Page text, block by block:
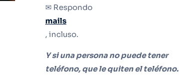
✉ Respondo
mails
, incluso.
Y si una persona no puede tener
teléfono, que le quiten el teléfono.